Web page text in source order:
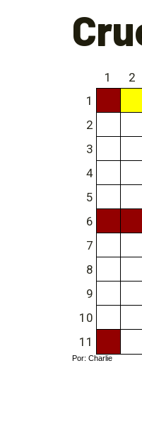
1 2
1
2
3
4
5
6
7
8
9
10
11
Por: Charlie